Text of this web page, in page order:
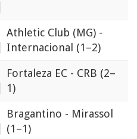
Athletic Club (MG) -
Internacional (1–2)
Fortaleza EC - CRB (2–
1)
Bragantino - Mirassol
(1–1)